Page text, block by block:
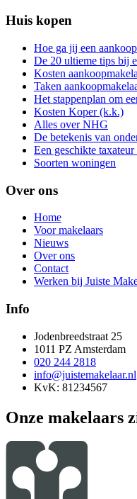
Huis kopen
Hoe ga jij een
De 20 ultieme tips bij
Kosten
Taken
Het stappenplan om
Kosten Koper (k.k.)
Alles over NHG
De betekenis van
Een geschikte
Soorten woningen
Over ons
Home
Voor makelaars
Nieuws
Over ons
Contact
Werken bij Juiste
Info
Jodenbreedstraat 25
1011 PZ Amsterdam
020 244 2818
info@juistemakelaar.nl
KvK: 81234567
Onze makelaars